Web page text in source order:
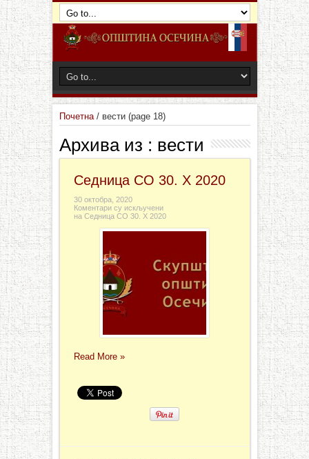
Почетна/ вести(page 18)
Архива из : вести
Седница СО 30. X 2020
30 октобра, 2020
Коментари су искључени
на Седница СО 30. X 2020
Read More »